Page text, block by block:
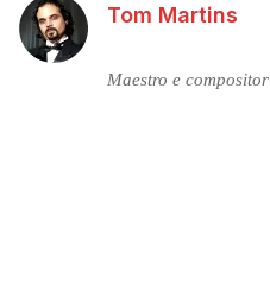
Tom Martins
Maestro e compositor